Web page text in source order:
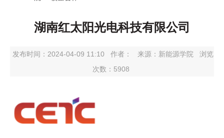
湖南红太阳光电科技有限公司
发布时间：2024-04-09 11:10 作者： 来源：新能源学院
浏览
次数： 5908